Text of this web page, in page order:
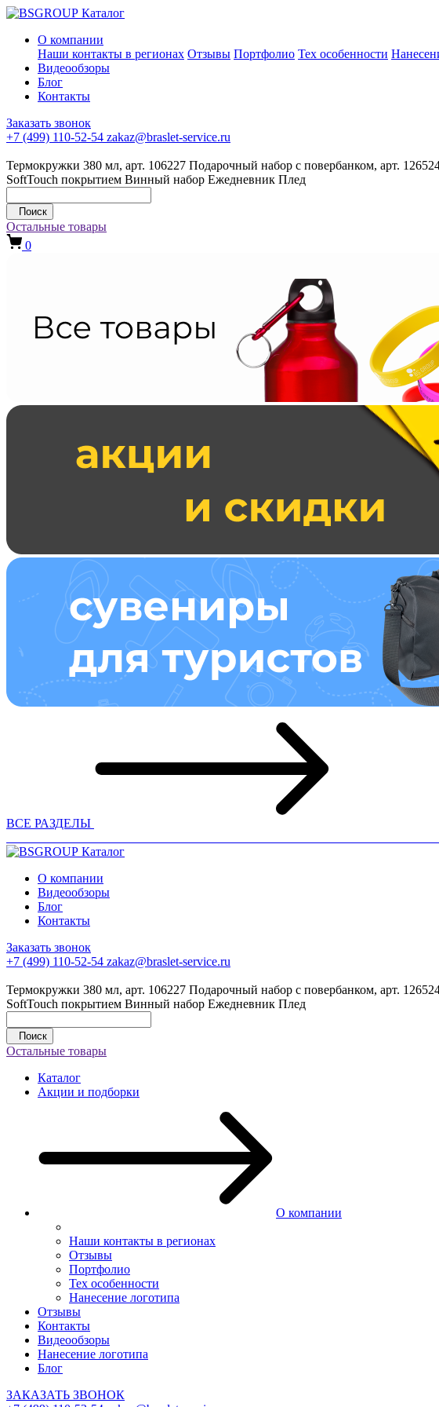
Каталог
О компании
Наши контакты в регионах Отзывы Портфолио Тех особенности
Видеообзоры
Блог
Контакты
Заказать звонок
+7 (499) 110-52-54 zakaz@braslet-service.ru
Термокружки 380 мл, арт. 106227 Подарочный набор с повербанком, арт.
SoftTouch покрытием Винный набор Ежедневник Плед
Поиск
Остальные товары
0
ВСЕ РАЗДЕЛЫ
Каталог
О компании
Видеообзоры
Блог
Контакты
Заказать звонок
+7 (499) 110-52-54 zakaz@braslet-service.ru
Термокружки 380 мл, арт. 106227 Подарочный набор с повербанком, арт.
SoftTouch покрытием Винный набор Ежедневник Плед
Поиск
Остальные товары
Каталог
Акции и подборки
О компании
Наши контакты в регионах
Отзывы
Портфолио
Тех особенности
Нанесение логотипа
Отзывы
Контакты
Видеообзоры
Нанесение логотипа
Блог
ЗАКАЗАТЬ ЗВОНОК